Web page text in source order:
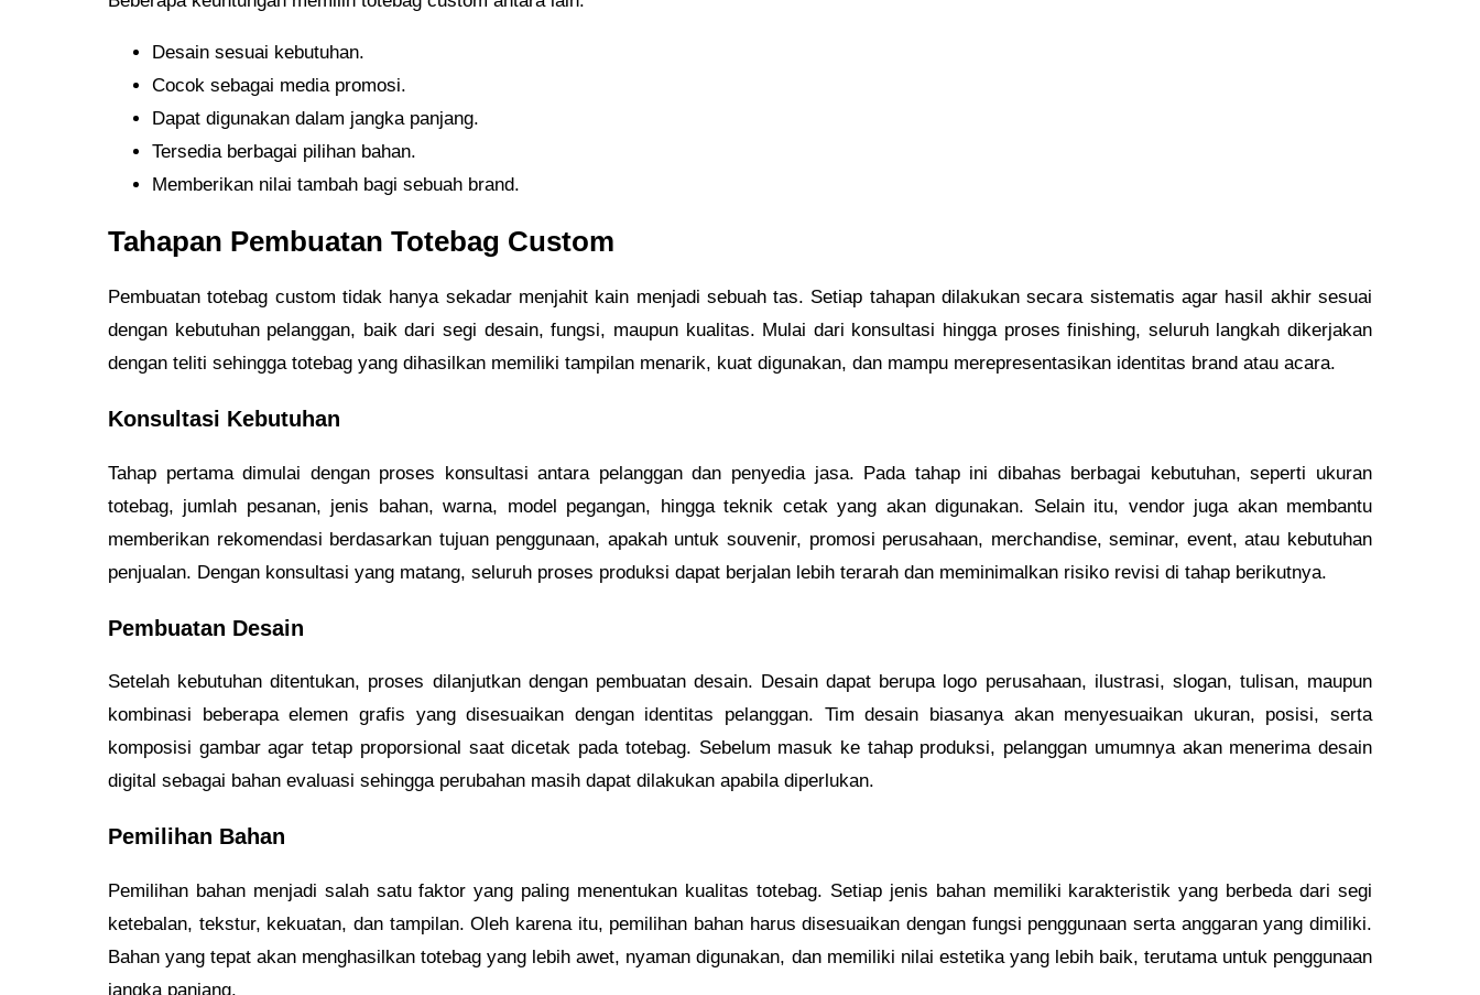
Desain sesuai kebutuhan.
Cocok sebagai media promosi.
Dapat digunakan dalam jangka panjang.
Tersedia berbagai pilihan bahan.
Memberikan nilai tambah bagi sebuah brand.
Tahapan Pembuatan Totebag Custom
Pembuatan totebag custom tidak hanya sekadar menjahit kain menjadi sebuah tas. Setiap tahapan dilakukan secara sistematis agar hasil akhir sesuai
dengan kebutuhan pelanggan, baik dari segi desain, fungsi, maupun kualitas. Mulai dari konsultasi hingga proses finishing, seluruh langkah dikerjakan
dengan teliti sehingga totebag yang dihasilkan memiliki tampilan menarik, kuat digunakan, dan mampu merepresentasikan identitas brand atau acara.
Konsultasi Kebutuhan
Tahap pertama dimulai dengan proses konsultasi antara pelanggan dan penyedia jasa. Pada tahap ini dibahas berbagai kebutuhan, seperti ukuran
totebag, jumlah pesanan, jenis bahan, warna, model pegangan, hingga teknik cetak yang akan digunakan. Selain itu, vendor juga akan membantu
memberikan rekomendasi berdasarkan tujuan penggunaan, apakah untuk souvenir, promosi perusahaan, merchandise, seminar, event, atau kebutuhan
penjualan. Dengan konsultasi yang matang, seluruh proses produksi dapat berjalan lebih terarah dan meminimalkan risiko revisi di tahap berikutnya.
Pembuatan Desain
Setelah kebutuhan ditentukan, proses dilanjutkan dengan pembuatan desain. Desain dapat berupa logo perusahaan, ilustrasi, slogan, tulisan, maupun
kombinasi beberapa elemen grafis yang disesuaikan dengan identitas pelanggan. Tim desain biasanya akan menyesuaikan ukuran, posisi, serta
komposisi gambar agar tetap proporsional saat dicetak pada totebag. Sebelum masuk ke tahap produksi, pelanggan umumnya akan menerima desain
digital sebagai bahan evaluasi sehingga perubahan masih dapat dilakukan apabila diperlukan.
Pemilihan Bahan
Pemilihan bahan menjadi salah satu faktor yang paling menentukan kualitas totebag. Setiap jenis bahan memiliki karakteristik yang berbeda dari segi
ketebalan, tekstur, kekuatan, dan tampilan. Oleh karena itu, pemilihan bahan harus disesuaikan dengan fungsi penggunaan serta anggaran yang dimiliki.
Bahan yang tepat akan menghasilkan totebag yang lebih awet, nyaman digunakan, dan memiliki nilai estetika yang lebih baik, terutama untuk penggunaan
jangka panjang.